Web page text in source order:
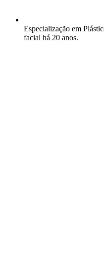
Especialização em
facial há 20 anos.